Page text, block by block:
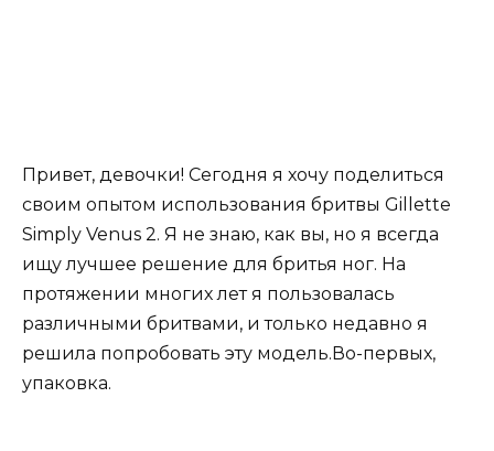
Привет, девочки! Сегодня я хочу поделиться
своим опытом использования бритвы Gillette
Simply Venus 2. Я не знаю, как вы, но я всегда
ищу лучшее решение для бритья ног. На
протяжении многих лет я пользовалась
различными бритвами, и только недавно я
решила попробовать эту модель.Во-первых,
упаковка.